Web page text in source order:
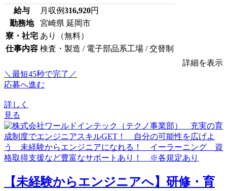
給与 月収例316,920円
勤務地
宮崎県 延岡市
寮・社宅 あり（無料）
仕事内容 検査・製造 / 電子部品系工場 / 交替制
詳細を表示
＼最短45秒で完了／
応募へ進む
詳しく
見る
【未経験からエンジニアへ】研修・育